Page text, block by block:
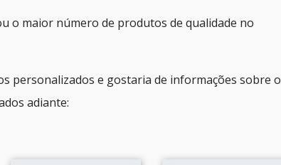
o maior número de produtos de qualidade no
personalizados e gostaria de informações sobre o
adiante: